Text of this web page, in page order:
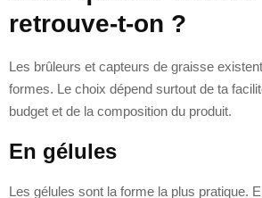
retrouve-t-on ?
Les brûleurs et capteurs de graisse
formes. Le choix dépend surtout de ta
budget et de la composition du produit.
En gélules
Les gélules sont la forme la plus pratique.